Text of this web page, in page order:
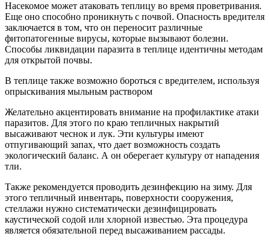
Насекомое может атаковать теплицу во время проветривания.
Еще оно способно проникнуть с почвой. Опасность вредителя
заключается в том, что он переносит различные
фитопатогенные вирусы, которые вызывают болезни.
Способы ликвидации паразита в теплице идентичны методам
для открытой почвы.
В теплице также возможно бороться с вредителем, используя
опрыскивания мыльным раствором
Желательно акцентировать внимание на профилактике атаки
паразитов. Для этого по краю тепличных накрытий
высаживают чеснок и лук. Эти культуры имеют
отпугивающий запах, что дает возможность создать
экологический баланс. А он оберегает культуру от нападения
тли.
Также рекомендуется проводить дезинфекцию на зиму. Для
этого тепличный инвентарь, поверхности сооружения,
стеллажи нужно систематически дезинфицировать
каустической содой или хлорной известью. Эта процедура
является обязательной перед высаживанием рассады.